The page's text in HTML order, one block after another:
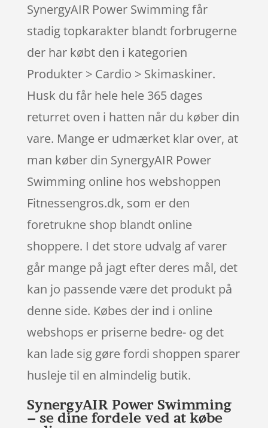
SynergyAIR Power Swimming får
stadig topkarakter blandt forbrugerne
der har købt den i kategorien
Produkter > Cardio > Skimaskiner.
Husk du får hele hele 365 dages
returret oven i hatten når du køber din
vare. Mange er udmærket klar over, at
man køber din SynergyAIR Power
Swimming online hos webshoppen
Fitnessengros.dk, som er den
foretrukne shop blandt online
shoppere. I det store udvalg af varer
går mange på jagt efter deres mål, det
kan jo passende være det produkt på
denne side. Købes der ind i online
webshops er priserne bedre- og det
kan lade sig gøre fordi shoppen sparer
husleje til en almindelig butik.
SynergyAIR Power Swimming
– se dine fordele ved at købe